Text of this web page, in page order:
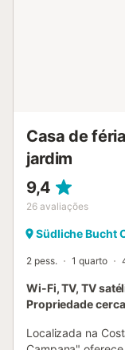
Casa de
jardim
9,4
26 avaliações
Südliche Bucht
2 pess. 1 quarto
Wi-Fi, TV, TV
Propriedade
Localizada na